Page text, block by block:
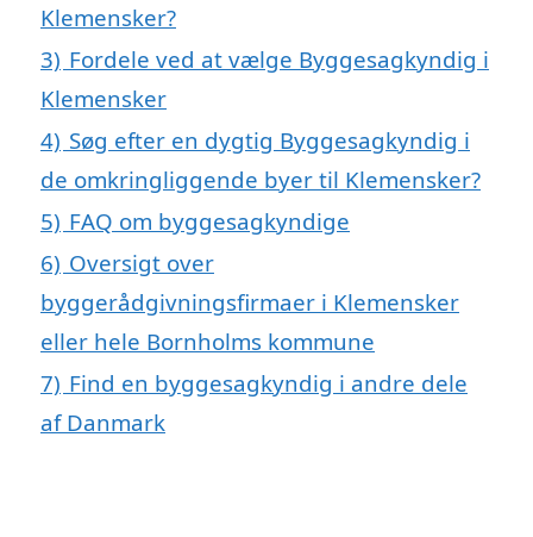
Klemensker?
3) Fordele ved at vælge Byggesagkyndig i
Klemensker
4) Søg efter en dygtig Byggesagkyndig i
de omkringliggende byer til Klemensker?
5) FAQ om byggesagkyndige
6) Oversigt over
byggerådgivningsfirmaer i Klemensker
eller hele Bornholms kommune
7) Find en byggesagkyndig i andre dele
af Danmark